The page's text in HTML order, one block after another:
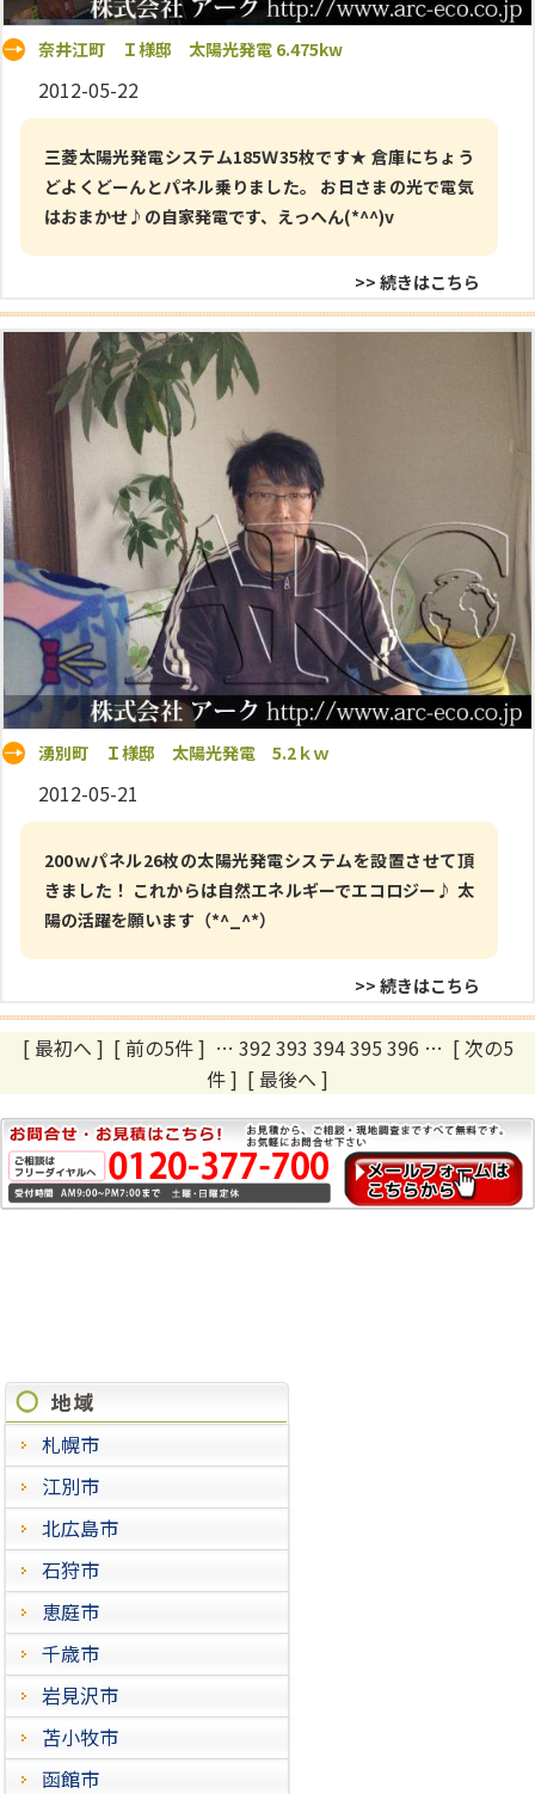
奈井江町 Ｉ様邸 太陽光発電 6.475kw
2012-05-22
三菱太陽光発電システム185Ｗ35枚です★ 倉庫にちょう
どよくどーんとパネル乗りました。 お日さまの光で電気
はおまかせ♪の自家発電です、えっへん(*^^)v
>> 続きはこちら
湧別町 Ｉ様邸 太陽光発電 5.2ｋｗ
2012-05-21
200ｗパネル26枚の太陽光発電システムを設置させて頂
きました！ これからは自然エネルギーでエコロジー♪ 太
陽の活躍を願います（*^_^*）
>> 続きはこちら
[ 最初へ ] [ 前の5件 ] … 392 393 394395 396 … [ 次の5
件 ] [ 最後へ ]
札幌市
江別市
北広島市
石狩市
恵庭市
千歳市
岩見沢市
苫小牧市
函館市